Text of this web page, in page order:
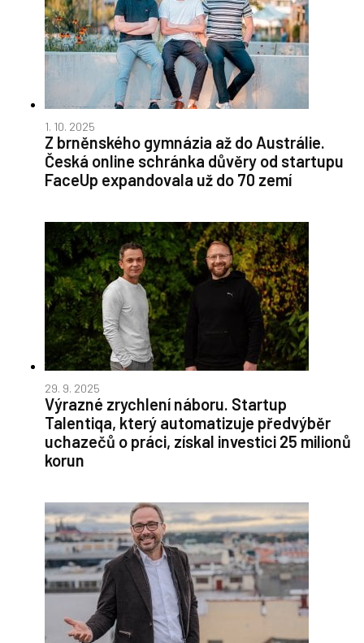
1. 10. 2025
Z brněnského gymnázia až do Austrálie.
Česká online schránka důvěry od startupu
FaceUp expandovala už do 70 zemí
29. 9. 2025
Výrazné zrychlení náboru. Startup
Talentiqa, který automatizuje předvýběr
uchazečů o práci, získal investici 25 milionů
korun